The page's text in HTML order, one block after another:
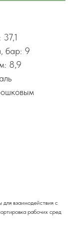
бар: 9
8,9
взаимодействия с
рабочих сред